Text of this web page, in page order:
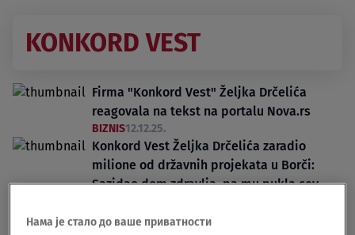
KONKORD VEST
Firma "Konkord Vest" Željka Drčelića
reagovala na tekst na portalu Nova.rs
BIZNIS12.12.25.
Konkord Vest Željka Drčelića zaradio
milione od državnih projekata u Borči:
Sazidao dom zdravlja, pa mu pukla cev
Нама је стало до ваше приватности